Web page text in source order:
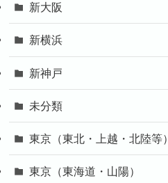
新大阪
新横浜
新神戸
未分類
東京（東北・上越・北陸等）
東京（東海道・山陽）